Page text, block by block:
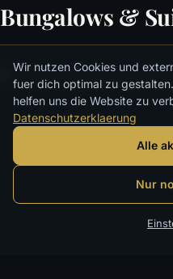
Bungalows &
Wir nutzen Cookies und
fuer dich optimal zu
helfen uns die Website zu
Datenschutzerklaerung
Alle
Nur